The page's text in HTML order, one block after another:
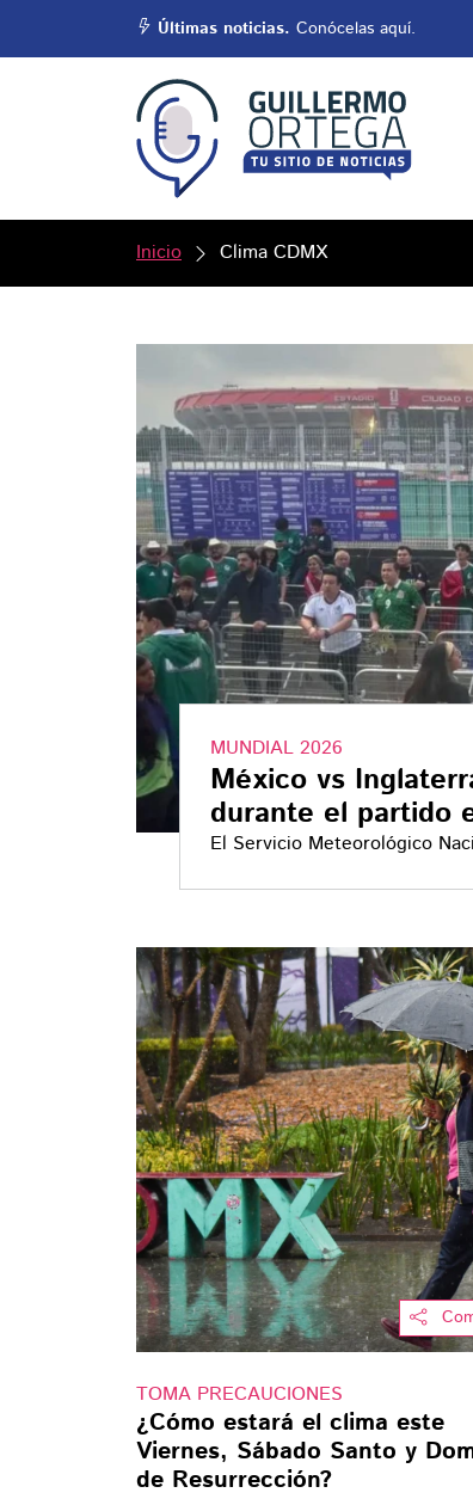
Últimas noticias. Conócelas aquí.
Inicio Clima CDMX
MUNDIAL 2026
México vs
durante el partido
El Servicio Meteorológico
TOMA PRECAUCIONES
¿Cómo estará el clima este
Viernes, Sábado Santo y
de Resurrección?